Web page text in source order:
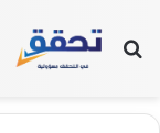
بحث عن